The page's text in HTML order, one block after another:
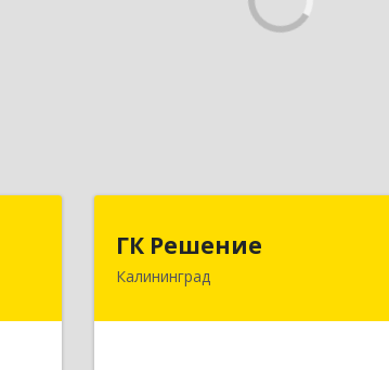
ГК Решение
Калининград236038,